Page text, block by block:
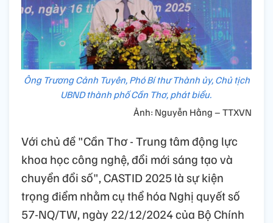
Ông Trương Cảnh Tuyên, Phó Bí thư Thành ủy, Chủ tịch
UBND thành phố Cần Thơ, phát biểu.
Ảnh: Nguyễn Hằng – TTXVN
Với chủ đề "Cần Thơ - Trung tâm động lực
khoa học công nghệ, đổi mới sáng tạo và
chuyển đổi số", CASTID 2025 là sự kiện
trọng điểm nhằm cụ thể hóa Nghị quyết số
57-NQ/TW, ngày 22/12/2024 của Bộ Chính